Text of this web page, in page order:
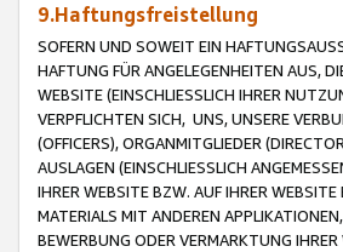
9.Haftungsfreistellung
SOFERN UND SOWEIT EIN
HAFTUNG FÜR ANGELEGENHEITEN AUS,
WEBSITE (EINSCHLIESSLICH IHRER
VERPFLICHTEN SICH, UNS, UNSERE
(OFFICERS), ORGANMITGLIEDER
AUSLAGEN (EINSCHLIESSLICH
IHRER WEBSITE BZW. AUF IHRER
MATERIALS MIT ANDEREN
BEWERBUNG ODER VERMARKTUNG